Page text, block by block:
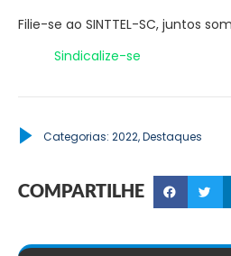
Filie-se ao SINTTEL-SC, juntos
Sindicalize-se
Categorias: 2022,Destaques
COMPARTILHE